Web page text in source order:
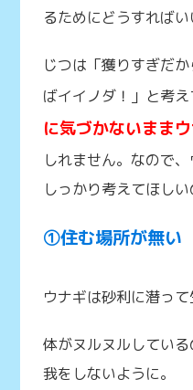
るためにどうすれば
じつは「獲りすぎだ
ばイイノダ！」と考
に気づかないまま
しれません。なので
しっかり考えてほしい
①住む場所が無い
ウナギは砂利に潜って
体がヌルヌルしてい
我をしないように。